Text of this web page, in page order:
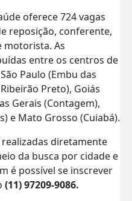
oferece 724 vagas
reposição, conferente,
motorista. As
entre os centros de
Paulo (Embu das
Preto), Goiás
Gerais (Contagem),
e Mato Grosso (Cuiabá).
diretamente
da busca por cidade e
é possível se inscrever
(11) 97209-9086.